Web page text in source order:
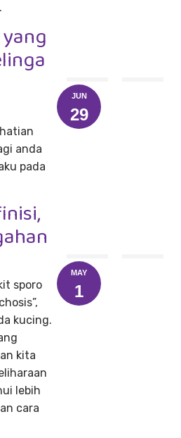
JUN
29
anda
pada
MAY
1
sporo
kucing.
kita
lebih
cara